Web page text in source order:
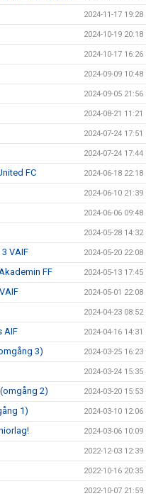
2024-11-17 19:28
2024-10-19 20:18
2024-10-17 16:26
2024-09-09 10:48
2024-09-05 21:56
2024-08-21 11:21
2024-07-24 17:51
2024-07-24 17:44
FC 2024-06-18 22:18
2024-06-10 21:39
2024-06-06 09:48
2024-05-28 14:32
VAIF 2024-05-20 22:08
FF 2024-05-13 17:45
2024-05-01 22:08
2024-04-23 08:52
AIF 2024-04-16 14:31
3) 2024-03-25 16:23
2024-03-24 15:35
2) 2024-03-20 15:53
1) 2024-03-10 12:06
2024-03-06 10:09
2022-12-03 12:39
2022-10-16 20:35
2022-10-07 21:59